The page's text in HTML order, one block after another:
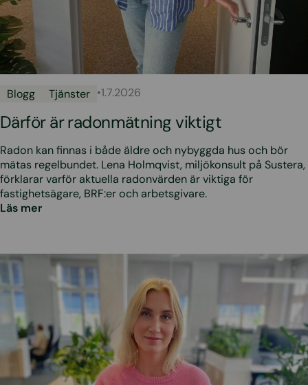
Blogg Tjänster •1.7.2026
Därför är radonmätning viktigt
Radon kan finnas i både äldre och nybyggda hus och bör
mätas regelbundet. Lena Holmqvist, miljökonsult på Sustera,
förklarar varför aktuella radonvärden är viktiga för
fastighetsägare, BRF:er och arbetsgivare.
Läs mer